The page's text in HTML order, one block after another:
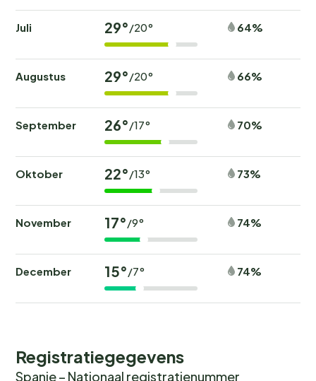
Juli 29°/20° 64%
Augustus 29°/20° 66%
September 26°/17° 70%
Oktober 22°/13° 73%
November 17°/9° 74%
December 15°/7° 74%
Registratiegegevens
Spanje – Nationaal registratienummer